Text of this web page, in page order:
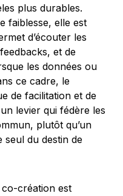
plus durables.
faiblesse, elle est
d’écouter les
et de
les données ou
ce cadre, le
de facilitation et de
levier qui fédère les
plutôt qu’un
seul du destin de
création est